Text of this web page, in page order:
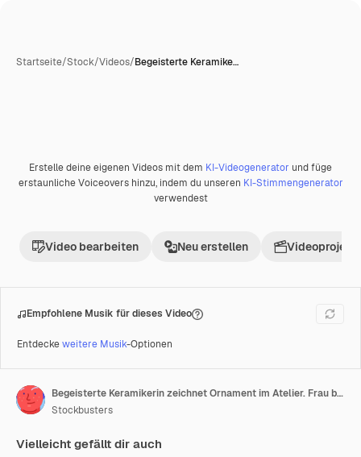
Startseite/Stock/Videos/Begeisterte Keramike…
Premium
Erstelle deine eigenen Videos mit dem KI-Videogenerator und füge
erstaunliche Voiceovers hinzu, indem du unseren KI-Stimmengenerator
verwendest
Video bearbeiten Neu erstellen Videoprojekt
Empfohlene Musik für dieses Video
Entdeckeweitere Musik-Optionen
Begeisterte Keramikerin zeichnet Ornament im Atelier. Frau bei Handwerksarbeit in der Werkstatt.
Stockbusters
Vielleicht gefällt dir auch